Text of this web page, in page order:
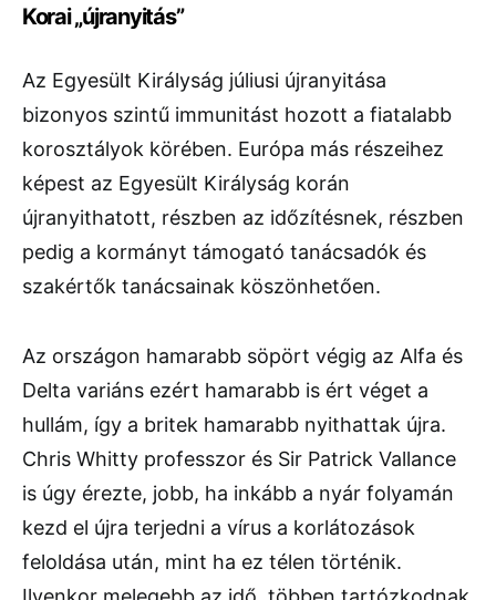
Korai „újranyitás”
Az Egyesült Királyság júliusi újranyitása
bizonyos szintű immunitást hozott a fiatalabb
korosztályok körében. Európa más részeihez
képest az Egyesült Királyság korán
újranyithatott, részben az időzítésnek, részben
pedig a kormányt támogató tanácsadók és
szakértők tanácsainak köszönhetően.
Az országon hamarabb söpört végig az Alfa és
Delta variáns ezért hamarabb is ért véget a
hullám, így a britek hamarabb nyithattak újra.
Chris Whitty professzor és Sir Patrick Vallance
is úgy érezte, jobb, ha inkább a nyár folyamán
kezd el újra terjedni a vírus a korlátozások
feloldása után, mint ha ez télen történik.